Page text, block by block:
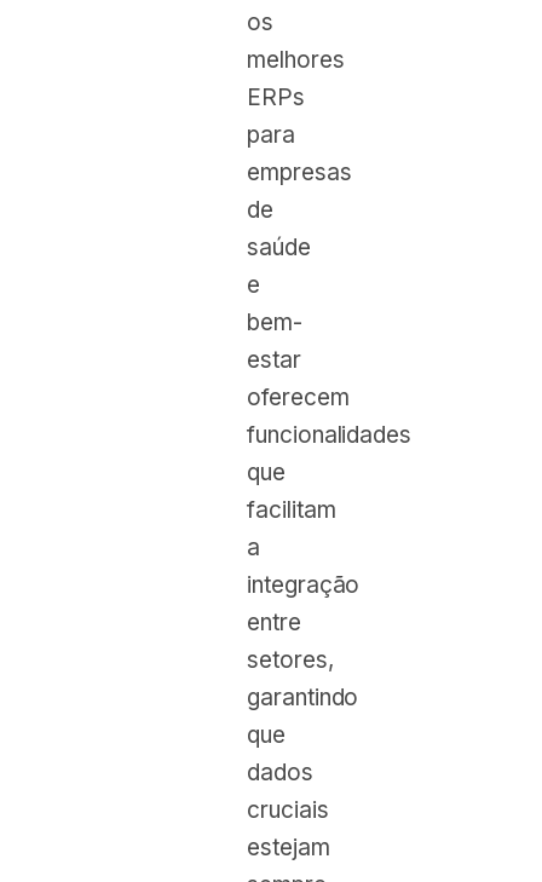
os
melhores
ERPs
para
empresas
de
saúde
e
bem-
estar
oferecem
funcionalidades
que
facilitam
a
integração
entre
setores,
garantindo
que
dados
cruciais
estejam